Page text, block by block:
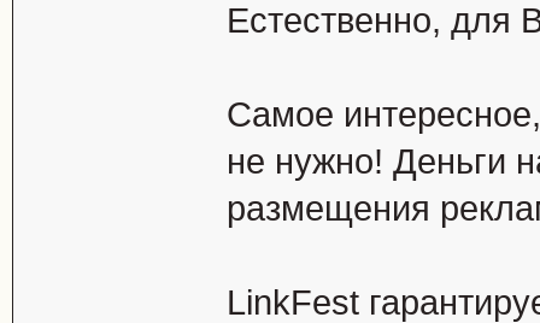
Естественно,
Самое
не нужно! Деньги
размещения
LinkFest